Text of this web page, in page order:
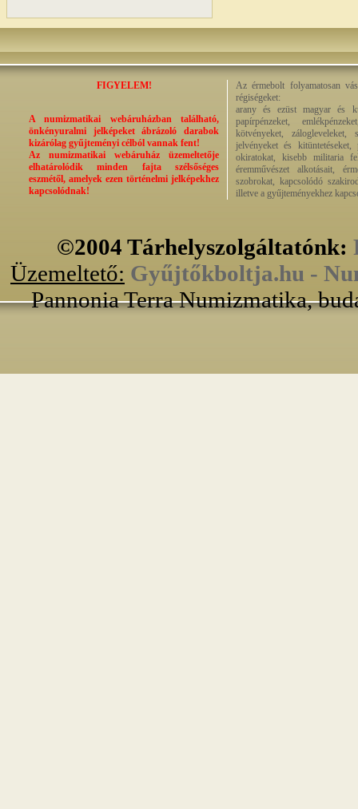
FIGYELEM!
A numizmatikai webáruházban található,
önkényuralmi jelképeket ábrázoló darabok
kizárólag gyűjteményi célból vannak fent!
Az numizmatikai webáruház üzemeltetője
elhatárolódik minden fajta szélsőséges
eszmétől, amelyek ezen történelmi jelképekhez
kapcsolódnak!
Az érmebolt folyamatosan
régiségeket:
arany és ezüst magyar és
papírpénzeket,
kötvényeket,
jelvényeket és kitüntetéseket,
okiratokat, kisebb militaria
éremművészet alkotásait,
szobrokat, kapcsolódó
illetve a gyűjteményekhez
©2004 Tárhelyszolgáltatónk:
Üzemeltető: Gyűjtőkboltja.hu -
Pannonia Terra Numizmatika,